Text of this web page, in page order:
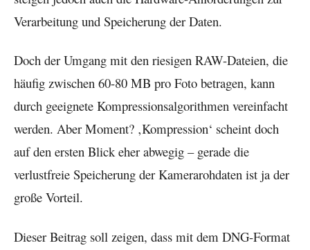
Verarbeitung und Speicherung der Daten.
Doch der Umgang mit den riesigen RAW-Dateien, die
häufig zwischen 60-80 MB pro Foto betragen, kann
durch geeignete Kompressionsalgorithmen vereinfacht
werden. Aber Moment? ‚Kompression‘ scheint doch
auf den ersten Blick eher abwegig – gerade die
verlustfreie Speicherung der Kamerarohdaten ist ja der
große Vorteil.
Dieser Beitrag soll zeigen, dass mit dem DNG-Format